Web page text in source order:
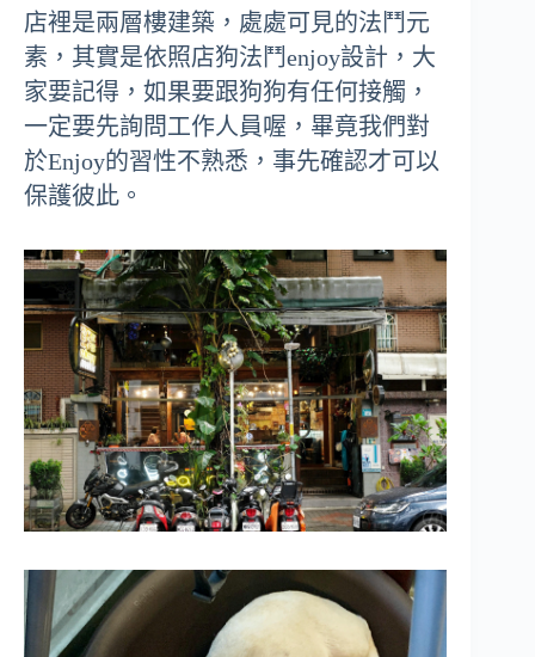
店裡是兩層樓建築，處處可見的法鬥元
素，其實是依照店狗法鬥enjoy設計，大
家要記得，如果要跟狗狗有任何接觸，
一定要先詢問工作人員喔，畢竟我們對
於Enjoy的習性不熟悉，事先確認才可以
保護彼此。